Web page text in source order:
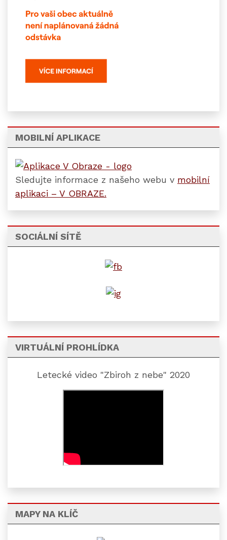
MOBILNÍ APLIKACE
Sledujte informace z našeho webu v mobilní
aplikaci – V OBRAZE.
SOCIÁLNÍ SÍTĚ
VIRTUÁLNÍ PROHLÍDKA
Letecké video "Zbiroh z nebe" 2020
MAPY NA KLÍČ